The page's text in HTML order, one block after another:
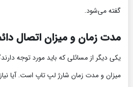
گفته می‌شود.
مدت زمان و میزان اتصال
یکی دیگر از مسائلی که باید مورد توجه
میزان و مدت زمان شارژ لپ تاپ است. آیا